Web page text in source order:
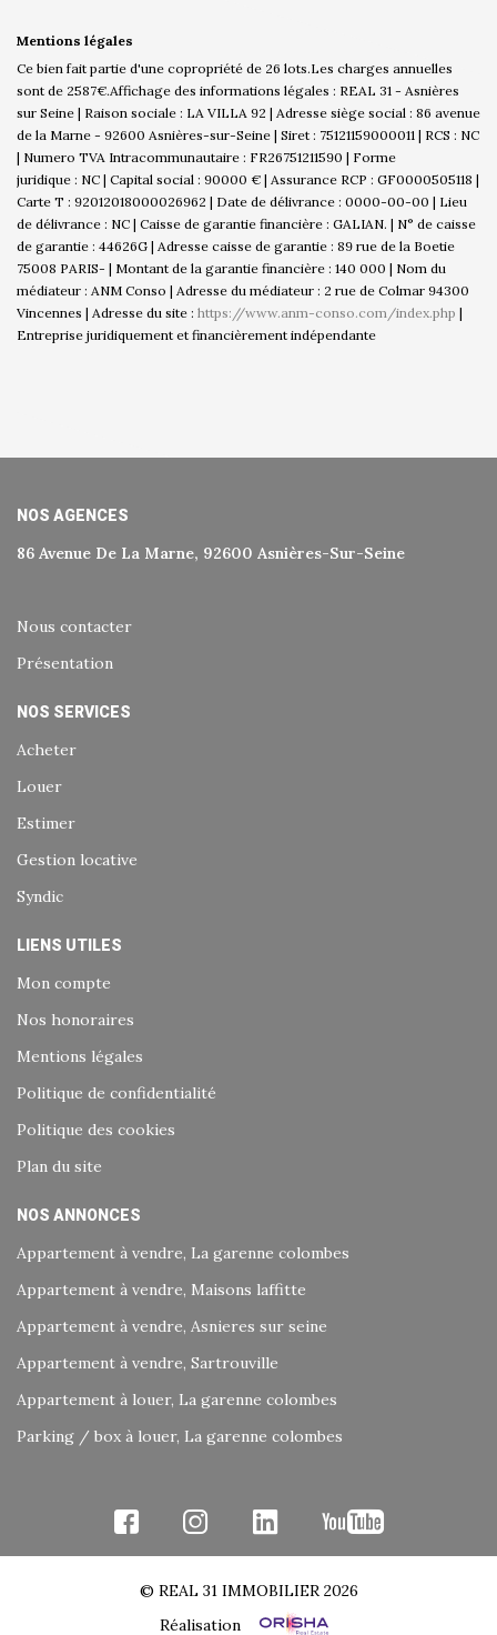
Mentions légales
Ce bien fait partie d'une copropriété de 26 lots.Les charges annuelles
sont de 2587€.Affichage des informations légales : REAL 31 - Asnières
sur Seine | Raison sociale : LA VILLA 92 | Adresse siège social : 86 avenue
de la Marne - 92600 Asnières-sur-Seine | Siret : 75121159000011 | RCS : NC
| Numero TVA Intracommunautaire : FR26751211590 | Forme
juridique : NC | Capital social : 90000 € | Assurance RCP : GF0000505118 |
Carte T : 92012018000026962 | Date de délivrance : 0000-00-00 | Lieu
de délivrance : NC | Caisse de garantie financière : GALIAN. | N° de caisse
de garantie : 44626G | Adresse caisse de garantie : 89 rue de la Boetie
75008 PARIS- | Montant de la garantie financière : 140 000 | Nom du
médiateur : ANM Conso | Adresse du médiateur : 2 rue de Colmar 94300
Vincennes | Adresse du site : https://www.anm-conso.com/index.php |
Entreprise juridiquement et financièrement indépendante
NOS AGENCES
86 Avenue De La Marne, 92600 Asnières-Sur-Seine
Nous contacter
Présentation
NOS SERVICES
Acheter
Louer
Estimer
Gestion locative
Syndic
LIENS UTILES
Mon compte
Nos honoraires
Mentions légales
Politique de confidentialité
Politique des cookies
Plan du site
NOS ANNONCES
Appartement à vendre, La garenne colombes
Appartement à vendre, Maisons laffitte
Appartement à vendre, Asnieres sur seine
Appartement à vendre, Sartrouville
Appartement à louer, La garenne colombes
Parking / box à louer, La garenne colombes
© REAL 31 IMMOBILIER 2026
Réalisation